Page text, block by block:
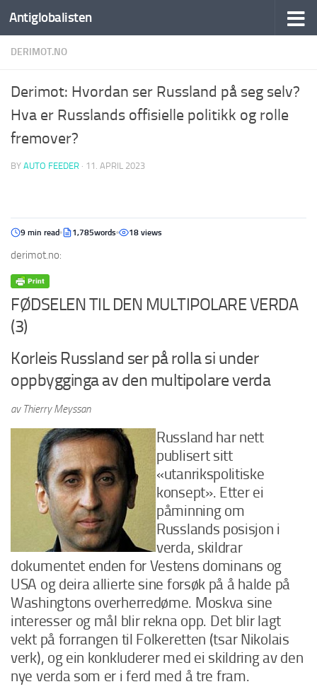
Antiglobalisten
DERIMOT.NO
Derimot: Hvordan ser Russland på seg selv?
Hva er Russlands offisielle politikk og rolle
fremover?
BY AUTO FEEDER · 11. APRIL 2023
9 min read 1,785words 18 views
derimot.no:
FØDSELEN TIL DEN MULTIPOLARE VERDA
(3)
Korleis Russland ser på rolla si under
oppbygginga av den multipolare verda
av Thierry Meyssan
Russland har nett
publisert sitt
«utanrikspolitiske
konsept». Etter ei
påminning om
Russlands posisjon i
verda, skildrar
dokumentet enden for Vestens dominans og
USA og deira allierte sine forsøk på å halde på
Washingtons overherredøme. Moskva sine
interesser og mål blir rekna opp. Det blir lagt
vekt på forrangen til Folkeretten (tsar Nikolais
verk), og ein konkluderer med ei skildring av den
nye verda som er i ferd med å tre fram.